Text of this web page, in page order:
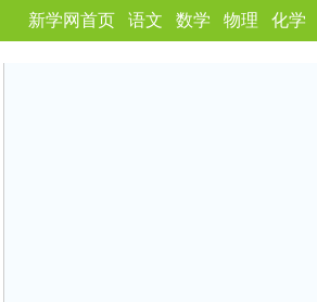
新学网首页 语文 数学 物理 化学